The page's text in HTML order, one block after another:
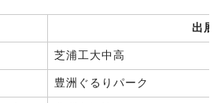
出展
芝浦工大中高
豊洲ぐるりパーク